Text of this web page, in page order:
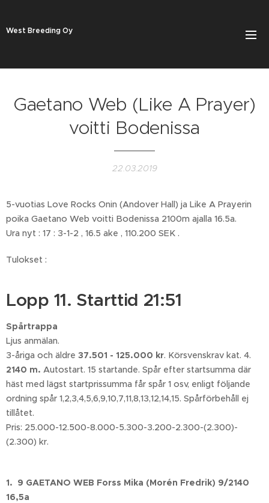
West Breeding Oy
Gaetano Web (Like A Prayer)
voitti Bodenissa
22.03.2019
5-vuotias Love Rocks Onin (Andover Hall) ja Like A Prayerin
poika Gaetano Web voitti Bodenissa 2100m ajalla 16.5a.
Ura nyt : 17 : 3-1-2 , 16.5 ake , 110.200 SEK .
Tulokset :
Lopp 11. Starttid 21:51
Spårtrappa
Ljus anmälan.
3-åriga och äldre 37.501 - 125.000 kr. Körsvenskrav kat. 4.
2140 m. Autostart. 15 startande. Spår efter startsumma där
häst med lägst startprissumma får spår 1 osv, enligt följande
ordning spår 1,2,3,4,5,6,9,10,7,11,8,13,12,14,15. Spårförbehåll ej
tillåtet.
Pris: 25.000-12.500-8.000-5.300-3.200-2.300-(2.300)-
(2.300) kr.
1. 9 GAETANO WEB Forss Mika (Morén Fredrik) 9/2140
16,5a